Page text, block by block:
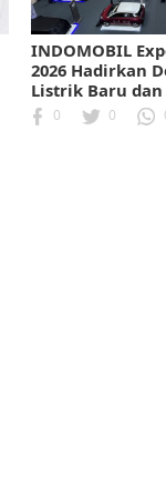
INDOMOBIL
2026 Hadirkan
Listrik Baru
0 0